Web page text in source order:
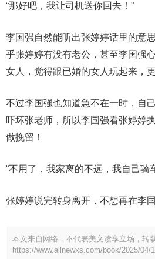
“那好吧，我让司机送你回去！”
李国强自然能听出张婷婷话里的意
乎张婷婷有没有老公，甚至李国强
女人，觉得跟已婚的女人玩起来，更
不过李国强也知道急不在一时，自
吓坏张老师，所以李国强看张婷婷
做挽留！
“不用了，我家离的不远，我自己骑
张婷婷说完转身离开，不想再在李
本文来自网络，不代表美文读享立场，转
https://www.allnewxs.com/book/2025/04/